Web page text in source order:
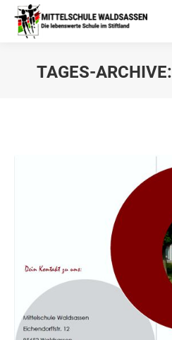
TAGES-ARCHIVE: